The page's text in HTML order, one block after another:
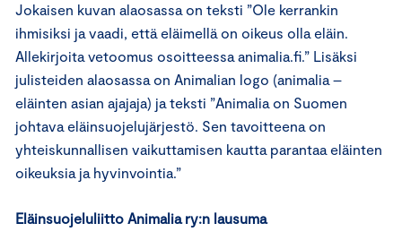
Jokaisen kuvan alaosassa on teksti ”Ole kerrankin
ihmisiksi ja vaadi, että eläimellä on oikeus olla eläin.
Allekirjoita vetoomus osoitteessa animalia.fi.” Lisäksi
julisteiden alaosassa on Animalian logo (animalia –
eläinten asian ajajaja) ja teksti ”Animalia on Suomen
johtava eläinsuojelujärjestö. Sen tavoitteena on
yhteiskunnallisen vaikuttamisen kautta parantaa eläinten
oikeuksia ja hyvinvointia.”
Eläinsuojeluliitto Animalia ry:n lausuma